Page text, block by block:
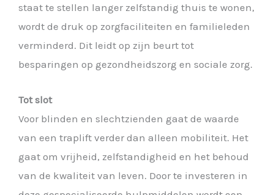
staat te stellen langer zelfstandig thuis te wonen,
wordt de druk op zorgfaciliteiten en familieleden
verminderd. Dit leidt op zijn beurt tot
besparingen op gezondheidszorg en sociale zorg.
Tot slot
Voor blinden en slechtzienden gaat de waarde
van een traplift verder dan alleen mobiliteit. Het
gaat om vrijheid, zelfstandigheid en het behoud
van de kwaliteit van leven. Door te investeren in